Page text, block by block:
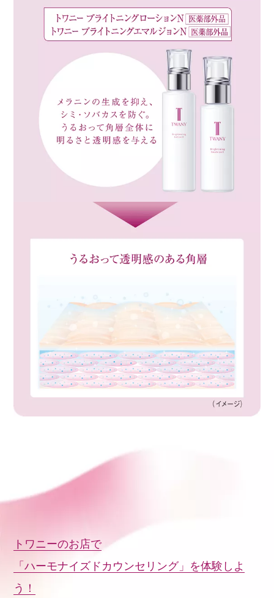
トワニーのお店で
「ハーモナイズドカウンセリング」を体験しよ
う！